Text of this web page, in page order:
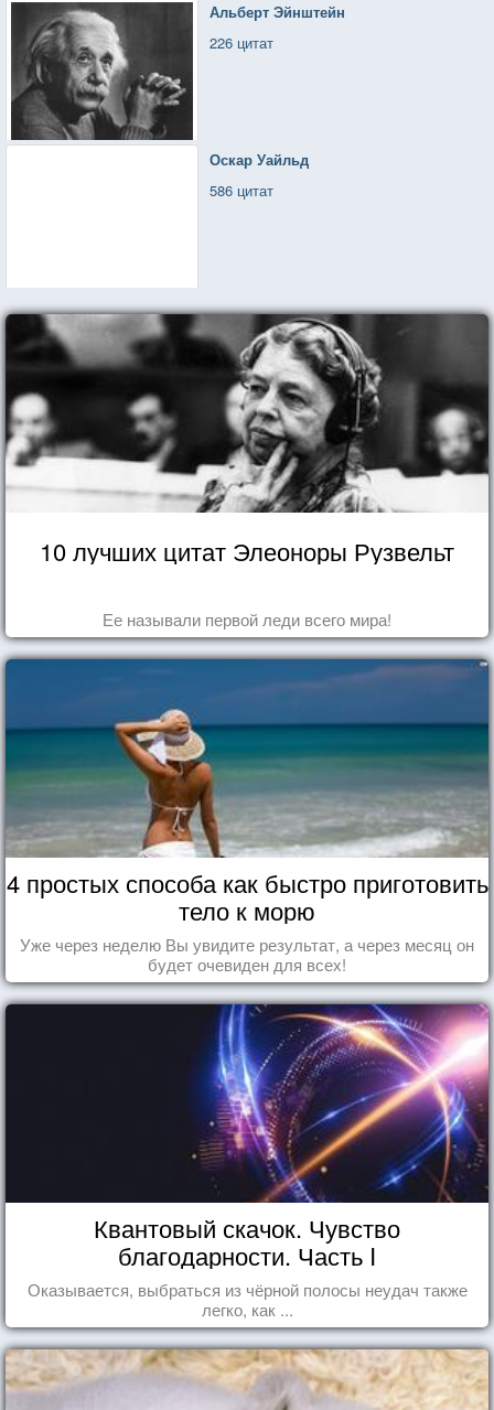
Альберт Эйнштейн
226 цитат
Оскар Уайльд
586 цитат
10 лучших цитат Элеоноры Рузвельт
Ее называли первой леди всего мира!
4 простых способа как быстро приготовить
тело к морю
Уже через неделю Вы увидите результат, а через месяц он
будет очевиден для всех!
Квантовый скачок. Чувство
благодарности. Часть I
Оказывается, выбраться из чёрной полосы неудач также
легко, как ...